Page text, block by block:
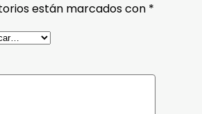
están marcados con *